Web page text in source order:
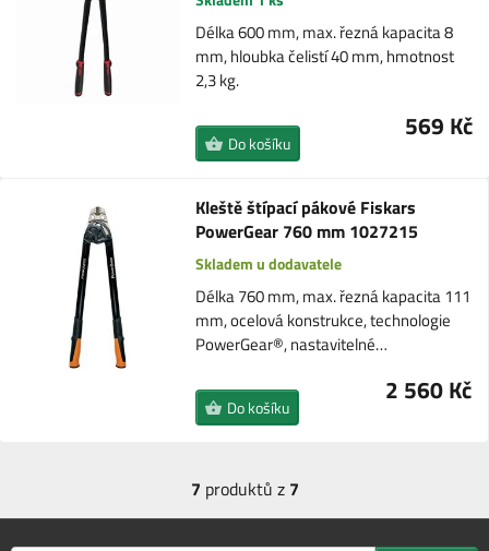
Délka 600 mm, max. řezná kapacita 8
mm, hloubka čelistí 40 mm, hmotnost
2,3 kg.
569 Kč
Do košíku
Kleště štípací pákové Fiskars
PowerGear 760 mm 1027215
Skladem u dodavatele
Délka 760 mm, max. řezná kapacita 111
mm, ocelová konstrukce, technologie
PowerGear®, nastavitelné…
2 560 Kč
Do košíku
7 produktů z 7